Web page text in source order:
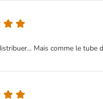
Mais comme le